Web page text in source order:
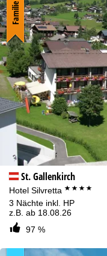
St. Gallenkirch
Hotel Silvretta ****
3 Nächte inkl. HP
z.B. ab 18.08.26
97 %
Familie